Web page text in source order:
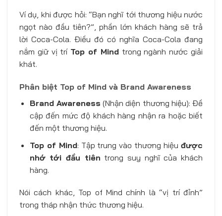
Ví dụ, khi được hỏi: “Bạn nghĩ tới thương hiệu nước
ngọt nào đầu tiên?”, phần lớn khách hàng sẽ trả
lời Coca-Cola. Điều đó có nghĩa Coca-Cola đang
nắm giữ vị trí Top of Mindtrong ngành nước giải
khát.
Phân biệt Top of Mind và Brand Awareness
Brand Awareness (Nhận diện thương hiệu): Đề
cập đến mức độ khách hàng nhận ra hoặc biết
đến một thương hiệu.
Top of Mind: Tập trung vào thương hiệuđược
nhớ tới đầu tiên trong suy nghĩ của khách
hàng.
Nói cách khác, Top of Mind chính là “vị trí đỉnh”
trong tháp nhận thức thương hiệu.